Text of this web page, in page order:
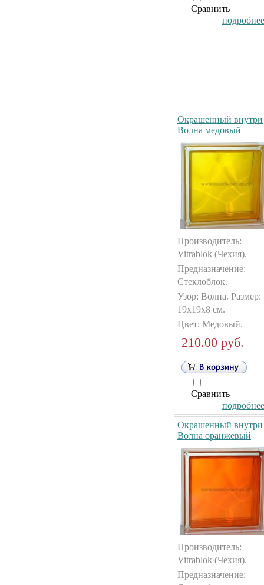
Сравнить
Окрашенный внутри
Волна медовый
Производитель:
Vitrablok (Чехия).
Предназначение:
Стеклоблок.
Узор: Волна. Размер:
19х19х8 см.
Цвет: Медовый.
210.00 руб.
Сравнить
Окрашенный внутри
Волна оранжевый
Производитель:
Vitrablok (Чехия).
Предназначение: